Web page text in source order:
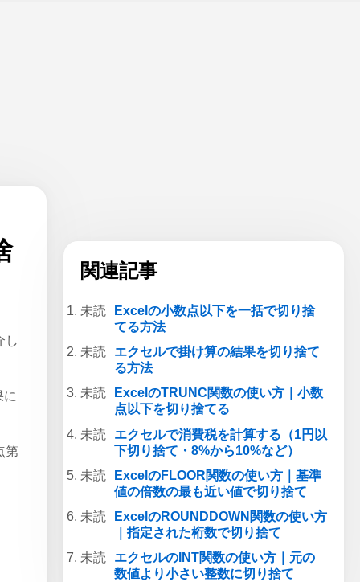
し
に
第
関連記事
Excelの小数点以下を一括で切り捨
てる方法
エクセルで掛け算の結果を切り捨て
る方法
ExcelのTRUNC関数の使い方｜小数
点以下を切り捨てる
エクセルで消費税を計算する（1円以
下切り捨て・8%から10%など）
ExcelのFLOOR関数の使い方｜基準
値の倍数の最も近い値で切り捨て
ExcelのROUNDDOWN関数の使い方
｜指定された桁数で切り捨て
エクセルのINT関数の使い方｜元の
数値より小さい整数に切り捨て